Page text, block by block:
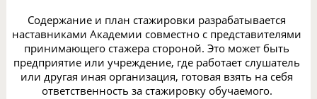
Содержание и план стажировки разрабатывается
наставниками Академии совместно с представителями
принимающего стажера стороной. Это может быть
предприятие или учреждение, где работает слушатель
или другая иная организация, готовая взять на себя
ответственность за стажировку обучаемого.